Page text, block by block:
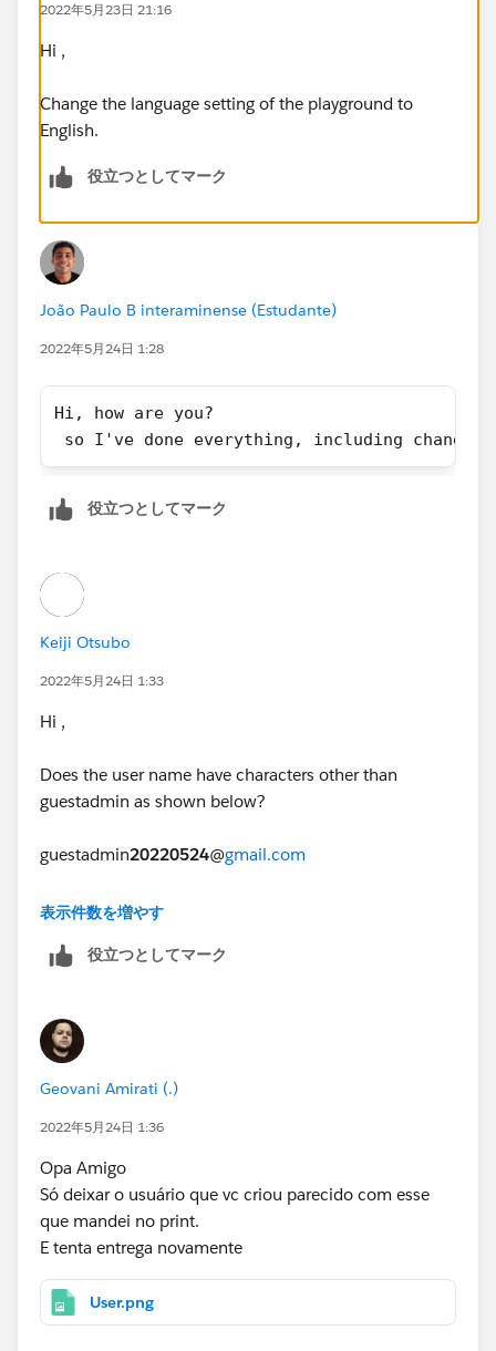
2022年5月23日 21:16
Hi ,
Change the language setting of the playground to
English.
役立つとしてマーク
João Paulo B interaminense (Estudante)
2022年5月24日 1:28
Hi, how are you?
so I've done everything, including
役立つとしてマーク
Keiji Otsubo
2022年5月24日 1:33
Hi ,
Does the user name have characters other than
guestadmin as shown below?
guestadmin20220524@gmail.com
https://trailhead.salesforce.com/en/trailblazer-
表示件数を増やす
役立つとしてマーク
Geovani Amirati (.)
2022年5月24日 1:36
Opa Amigo
Só deixar o usuário que vc criou parecido com esse
que mandei no print.
E tenta entrega novamente
User.png